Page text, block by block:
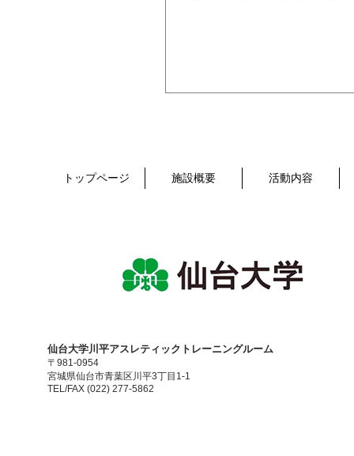
トップページ 施設概要 活動内容
​仙台大学川平アスレティックトレーニングルーム
〒981-0954
宮城県仙台市青葉区川平3丁目1-1
TEL/FAX (022) 277-5862